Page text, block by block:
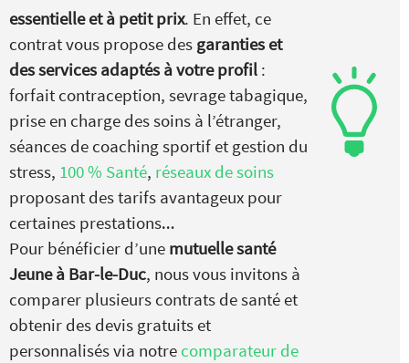
essentielle et à petit prix. En effet, ce
contrat vous propose des garanties et
des services adaptés à votre profil :
forfait contraception, sevrage tabagique,
prise en charge des soins à l’étranger,
séances de coaching sportif et gestion du
stress, 100 % Santé, réseaux de soins
proposant des tarifs avantageux pour
certaines prestations…
Pour bénéficier d’une mutuelle santé
Jeune à Bar-le-Duc, nous vous invitons à
comparer plusieurs contrats de santé et
obtenir des devis gratuits et
personnalisés via notre comparateur de